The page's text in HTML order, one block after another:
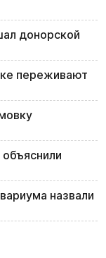
донорской
переживают
назвали